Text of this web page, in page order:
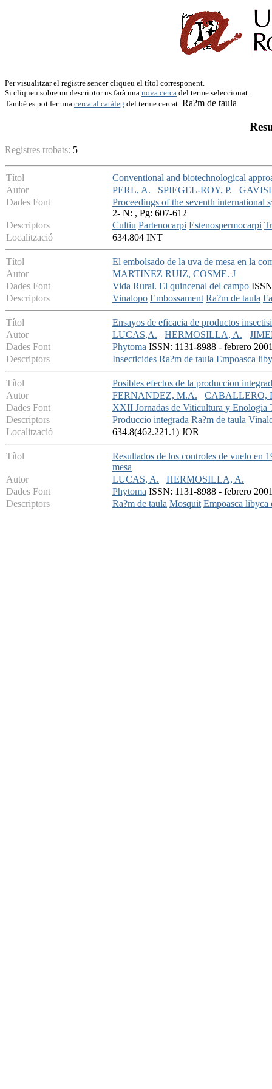
Per visualitzar el registre sencer cliqueu el títol corresponent.
Si cliqueu sobre un descriptor us farà una nova cerca del terme seleccionat.
També es pot fer una cerca al catàleg del terme cercat: Ra?m de taula
Registres trobats: 5
Títol
Conventional and biotechnological
Autor
PERL, A. SPIEGEL-ROY, P.
Dades Font
Proceedings of the seventh international
2- N: , Pg: 607-612
Descriptors
Cultiu Partenocarpi Estenospermocarpi
Localització
634.804 INT
Títol
El embolsado de la uva de mesa en la
Autor
MARTINEZ RUIZ, COSME. J
Dades Font
Vida Rural. El quincenal del campo
Descriptors
Vinalopo Embossament Ra?m de taula
Títol
Ensayos de eficacia de productos
Autor
LUCAS,A. HERMOSILLA, A.
Dades Font
Phytoma ISSN: 1131-8988 - febrero
Descriptors
Insecticides Ra?m de taula Empoasca
Títol
Posibles efectos de la produccion
Autor
FERNANDEZ, M.A.
CABALLERO,
Dades Font
XXII Jornadas de Viticultura y Enologia
Descriptors
Produccio integrada Ra?m de taula
Localització
634.8(462.221.1) JOR
Títol
Resultados de los controles de vuelo en
mesa
Autor
LUCAS, A.
HERMOSILLA, A.
Dades Font
Phytoma ISSN: 1131-8988 - febrero
Descriptors
Ra?m de taula Mosquit Empoasca libyca